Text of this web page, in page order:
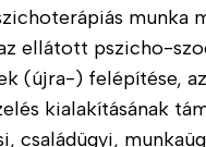
munka
ellátott pszicho-
(újra-) felépítése,
kialakításának
családügyi,